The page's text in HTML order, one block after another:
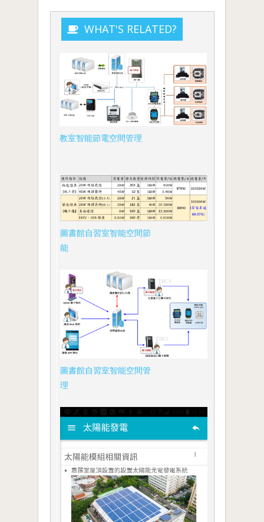
WHAT'S RELATED?
教室智能節電空間管理
圖書館自習室智能空間節
能
圖書館自習室智能空間管
理